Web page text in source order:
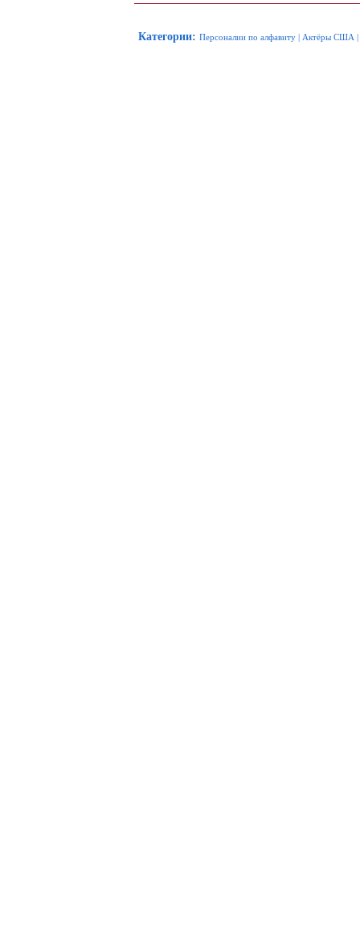
Категории: Персоналии по алфавиту | Актёры США |